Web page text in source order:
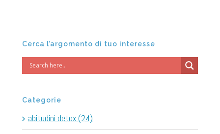
Cerca l’argomento di tuo interesse
Categorie
abitudini detox (24)